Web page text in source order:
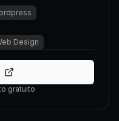
Design
gratuito